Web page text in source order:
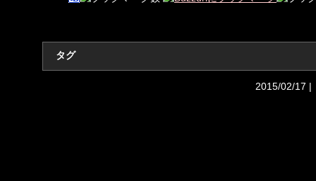
タグ
2015/02/17 |